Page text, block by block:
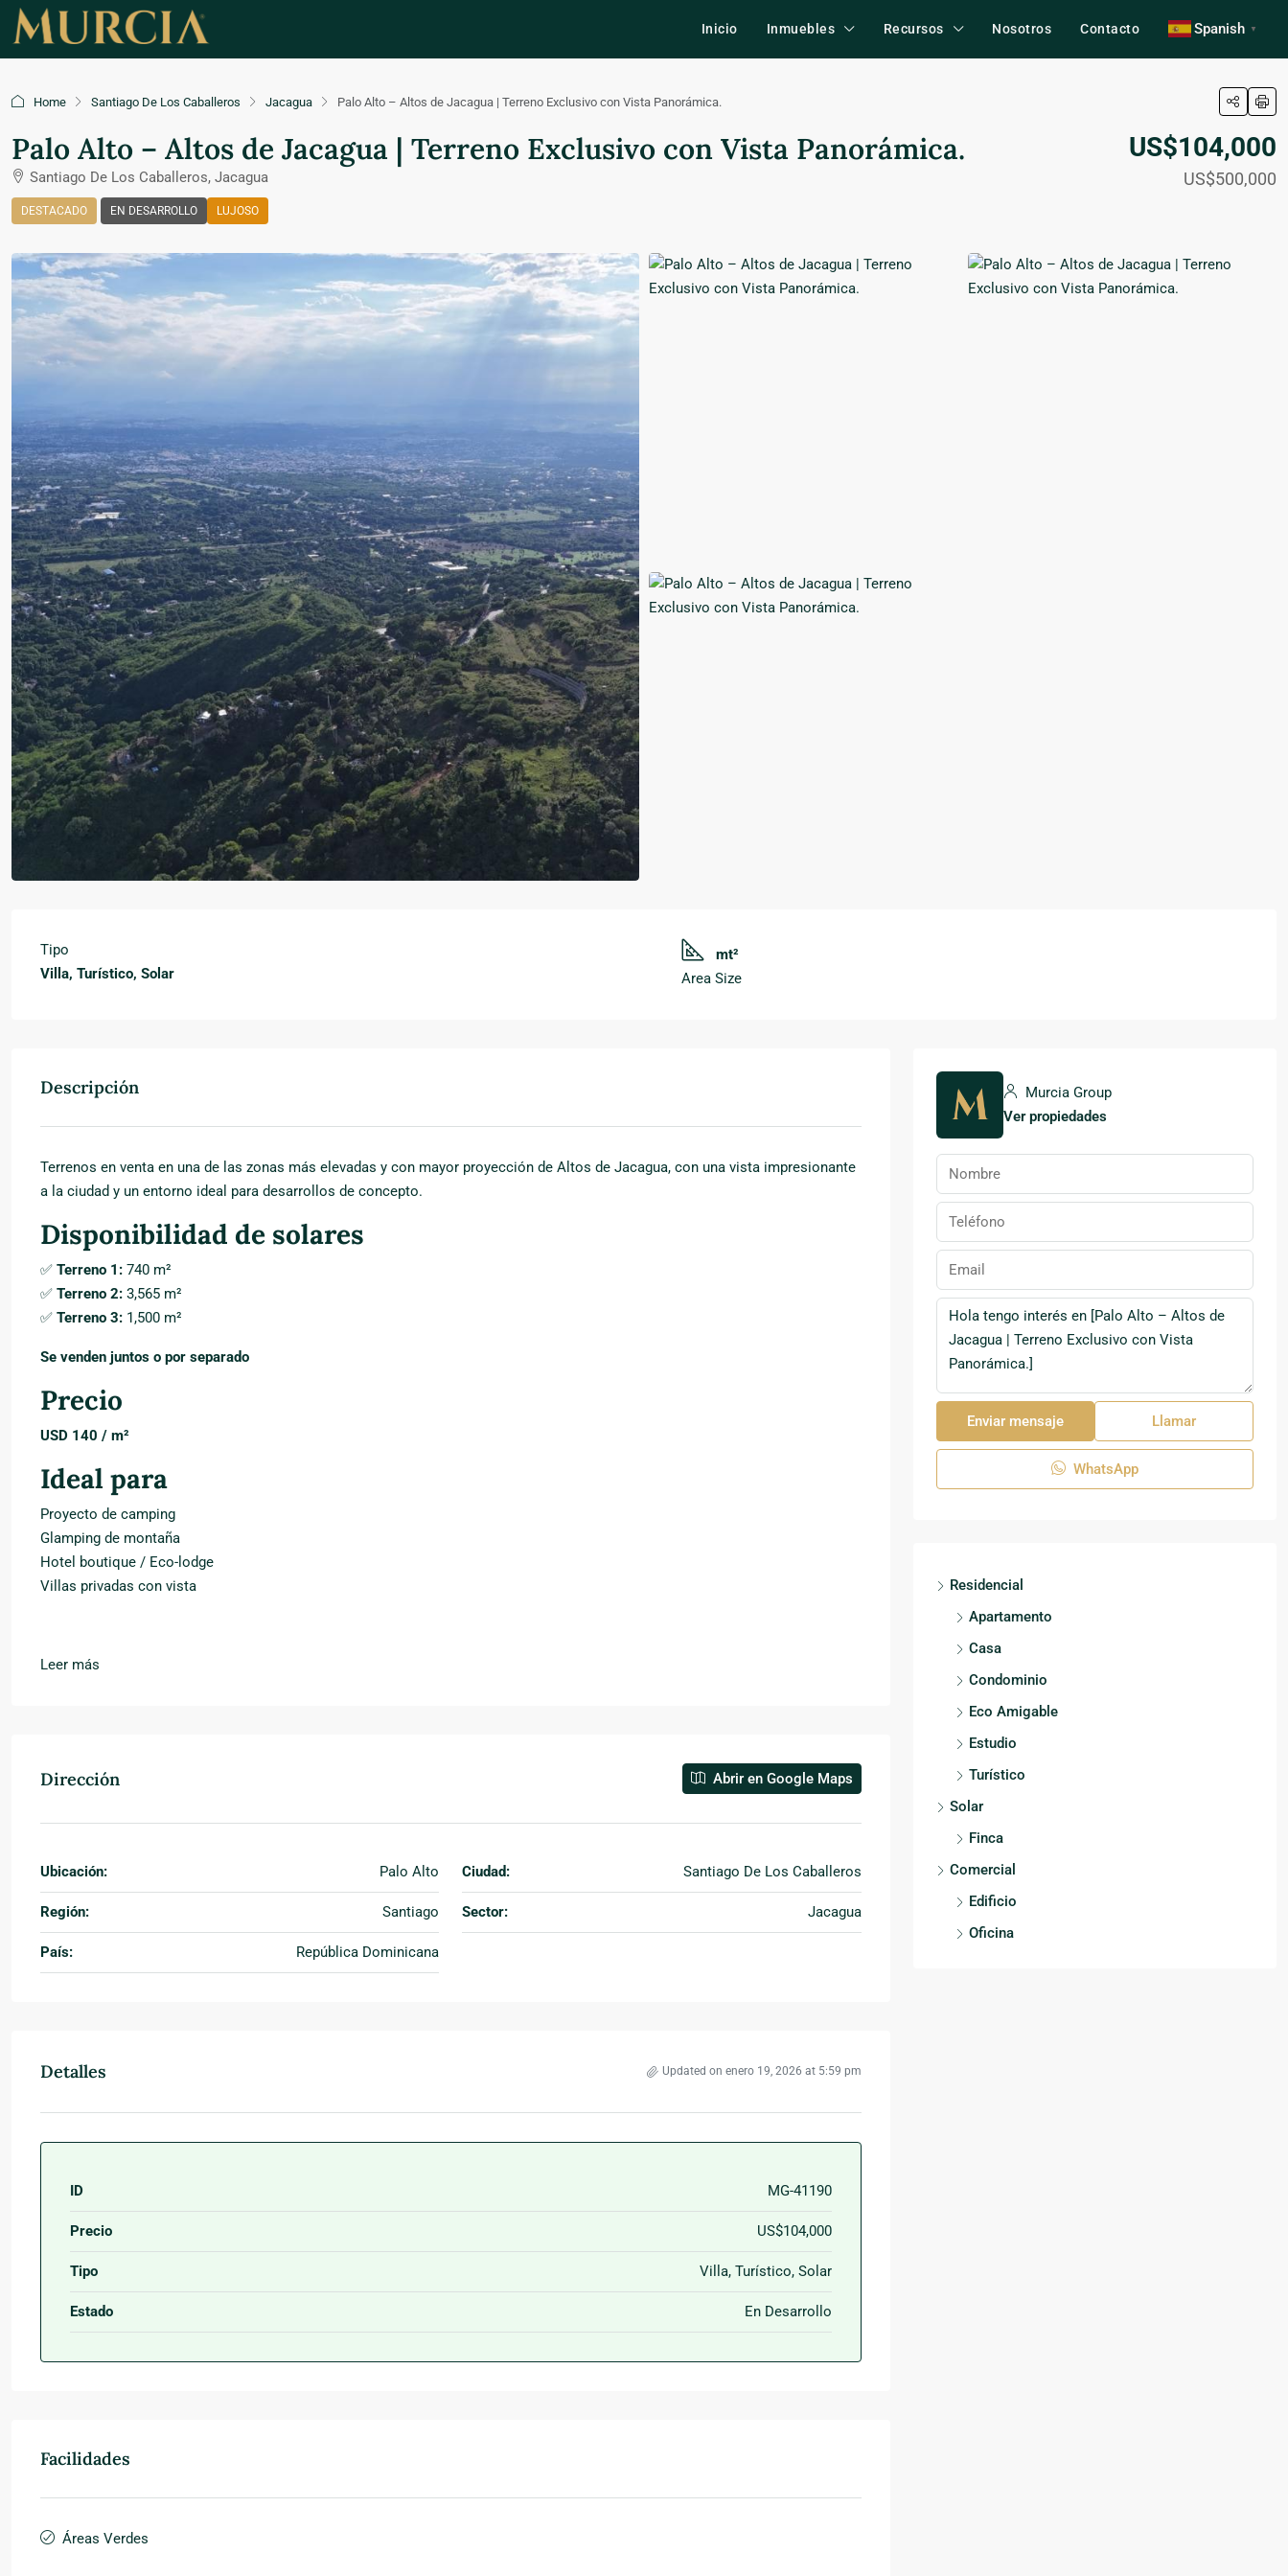
Inicio Inmuebles Recursos Nosotros Contacto Spanish ▼
Home Santiago De Los Caballeros Jacagua Palo Alto – Altos de Jacagua | Terreno Exclusivo con Vista Panorámica.
Palo Alto – Altos de Jacagua | Terreno Exclusivo con Vista Panorámica.
Santiago De Los Caballeros, Jacagua
DESTACADO EN DESARROLLO LUJOSO
US$104,000
US$500,000
Tipo
Villa, Turístico, Solar
mt²
Area Size
Descripción
Terrenos en venta en una de las zonas más elevadas y con mayor proyección de Altos de Jacagua, con una vista impresionante
a la ciudad y un entorno ideal para desarrollos de concepto.
Disponibilidad de solares
✅ Terreno 1: 740 m²
✅ Terreno 2: 3,565 m²
✅ Terreno 3: 1,500 m²
Se venden juntos o por separado
Precio
USD 140 / m²
Ideal para
Proyecto de camping
Glamping de montaña
Hotel boutique / Eco-lodge
Villas privadas con vista
Leer más
Dirección Abrir en Google Maps
Ubicación: Palo Alto Ciudad: Santiago De Los Caballeros
Región: Santiago Sector: Jacagua
País: República Dominicana
Detalles Updated on enero 19, 2026 at 5:59 pm
ID MG-41190
Precio US$104,000
Tipo Villa, Turístico, Solar
Estado En Desarrollo
Facilidades
Áreas Verdes
Murcia Group
Ver propiedades
Enviar mensaje Llamar
WhatsApp
Residencial
Apartamento
Casa
Condominio
Eco Amigable
Estudio
Turístico
Solar
Finca
Comercial
Edificio
Oficina